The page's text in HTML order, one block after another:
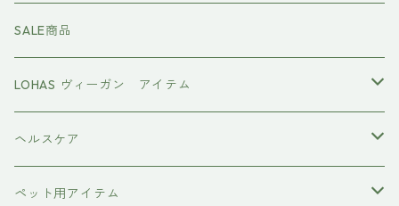
頭皮ケアアイテム
強髪
ダークニル
スタイリング剤
N .（エヌドット）
インプライム
塩基性カラー剤
クロマID
MTG REFA
ヤーマン YAMAN
美容液
オールインワンジェル
ボディソープ
SALE商品
LOHAS ヴィーガン アイテム
ヴィーガン認証
ヘルスケア
エイジングケア
ペット用アイテム